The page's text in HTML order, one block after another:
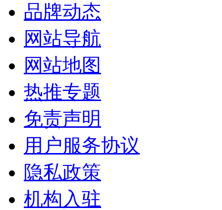
品牌动态
网站导航
网站地图
热推专题
免责声明
用户服务协议
隐私政策
机构入驻